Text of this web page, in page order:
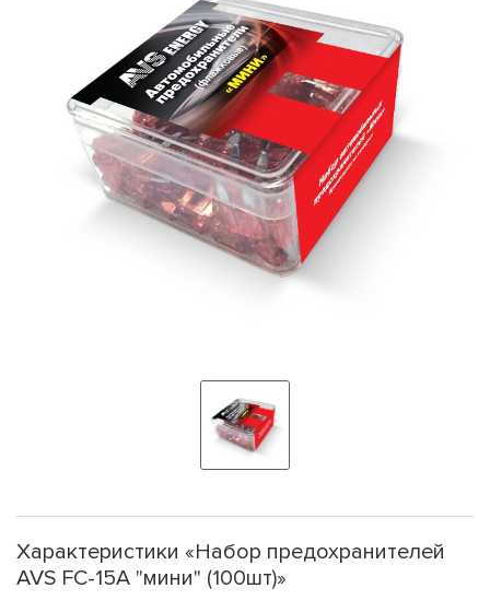
Характеристики «Набор предохранителей
AVS FC-15A "мини" (100шт)»